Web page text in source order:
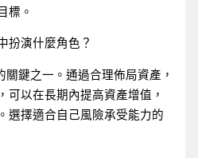
標。
扮演什麼角色？
鍵之一。通過合理佈局資產，
可以在長期內提高資產增值，
選擇適合自己風險承受能力的